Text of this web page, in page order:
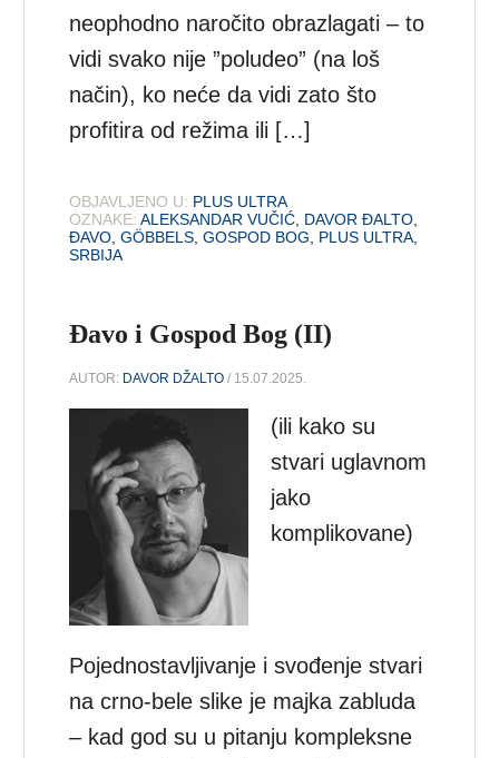
neophodno naročito obrazlagati – to
vidi svako nije ”poludeo” (na loš
način), ko neće da vidi zato što
profitira od režima ili […]
OBJAVLJENO U: PLUS ULTRA
OZNAKE: ALEKSANDAR VUČIĆ DAVOR ĐALTO
ĐAVO ,GÖBBELS ,GOSPOD BOG PLUS ULTRA
SRBIJA
Đavo i Gospod Bog (II)
AUTOR: DAVOR DŽALTO / 15.07.2025.
(ili kako su
stvari uglavnom
jako
komplikovane)
Pojednostavljivanje i svođenje stvari
na crno-bele slike je majka zabluda
– kad god su u pitanju kompleksne